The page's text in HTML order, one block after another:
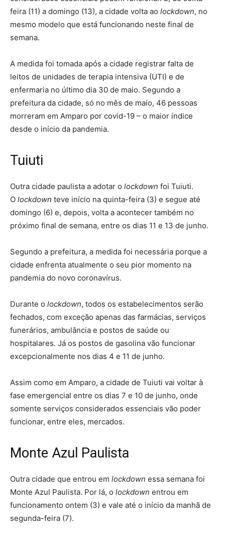
feira (11) a domingo (13), a cidade volta ao lockdown, no
mesmo modelo que está funcionando neste final de
semana.
A medida foi tomada após a cidade registrar falta de
leitos de unidades de terapia intensiva (UTI) e de
enfermaria no último dia 30 de maio. Segundo a
prefeitura da cidade, só no mês de maio, 46 pessoas
morreram em Amparo por covid-19 – o maior índice
desde o início da pandemia.
Tuiuti
Outra cidade paulista a adotar o lockdown foi Tuiuti.
O lockdown teve início na quinta-feira (3) e segue até
domingo (6) e, depois, volta a acontecer também no
próximo final de semana, entre os dias 11 e 13 de junho.
Segundo a prefeitura, a medida foi necessária porque a
cidade enfrenta atualmente o seu pior momento na
pandemia do novo coronavírus.
Durante o lockdown, todos os estabelecimentos serão
fechados, com exceção apenas das farmácias, serviços
funerários, ambulância e postos de saúde ou
hospitalares. Já os postos de gasolina vão funcionar
excepcionalmente nos dias 4 e 11 de junho.
Assim como em Amparo, a cidade de Tuiuti vai voltar à
fase emergencial entre os dias 7 e 10 de junho, onde
somente serviços considerados essenciais vão poder
funcionar, entre eles, mercados.
Monte Azul Paulista
Outra cidade que entrou em lockdown essa semana foi
Monte Azul Paulista. Por lá, o lockdown entrou em
funcionamento ontem (3) e vale até o início da manhã de
segunda-feira (7).